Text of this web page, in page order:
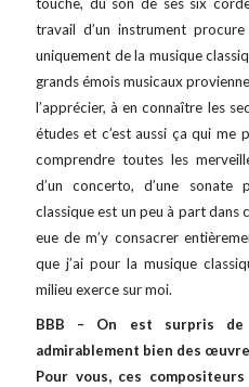
touche, du son de ses six
travail d’un instrument
uniquement de la musique
grands émois musicaux
l’apprécier, à en connaître les
études et c’est aussi ça qui
comprendre toutes les
d’un concerto, d’une
classique est un peu à part dans
eue de m’y consacrer
que j’ai pour la musique
milieu exerce sur moi.
BBB – On est surpris
admirablement bien des
Pour vous, ces